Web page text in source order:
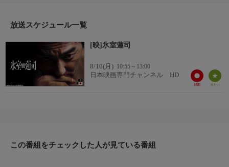
番組詳細
待っている。一人で来い”との文面が届き、息子の修学旅行先の
台湾に単身で向かう。
放送スケジュール一覧
[映]氷室蓮司
8/10(月) 10:55～13:00
日本映画専門チャンネル HD
この番組をチェックした人が見ている番組